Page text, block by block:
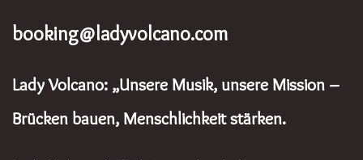
booking@ladyvolcano.com
Lady Volcano: „Unsere Musik, unsere Mission –
Brücken bauen, Menschlichkeit stärken.